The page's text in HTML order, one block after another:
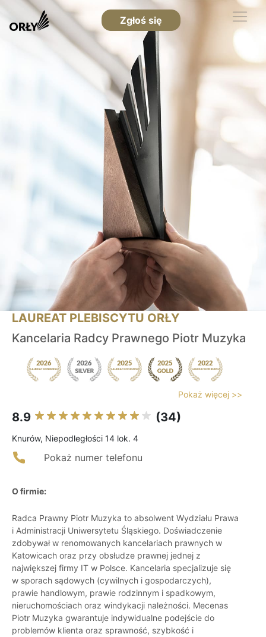
Zgłoś się
LAUREAT PLEBISCYTU ORŁY
Kancelaria Radcy Prawnego Piotr Muzyka
Pokaż więcej >>
8.9 (34)
Knurów, Niepodległości 14 lok. 4
Pokaż numer telefonu
O firmie:
Radca Prawny Piotr Muzyka to absolwent Wydziału Prawa
i Administracji Uniwersytetu Śląskiego. Doświadczenie
zdobywał w renomowanych kancelariach prawnych w
Katowicach oraz przy obsłudze prawnej jednej z
największej firmy IT w Polsce. Kancelaria specjalizuje się
w sporach sądowych (cywilnych i gospodarczych),
prawie handlowym, prawie rodzinnym i spadkowym,
nieruchomościach oraz windykacji należności. Mecenas
Piotr Muzyka gwarantuje indywidualne podejście do
problemów klienta oraz sprawność, szybkość i